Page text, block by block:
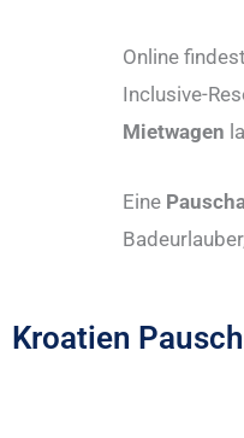
Online
Inclusive-
Mietwagen
Eine
Kroatien